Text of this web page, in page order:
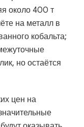
около 400 т
на металл в
кобальта;
но остаётся
цен на